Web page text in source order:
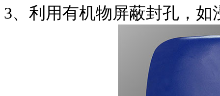
3、利用有机物屏蔽封孔，